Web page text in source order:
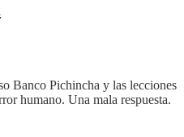
Banco Pichincha y las lecciones
humano. Una mala respuesta.